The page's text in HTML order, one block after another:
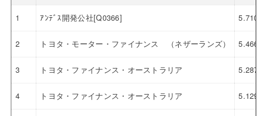
1 ｱﾝﾃﾞｽ開発公社[Q0366] 5.710
2 トヨタ・モーター・ファイナンス （ネザーランズ） 5.466
3 トヨタ・ファイナンス・オーストラリア 5.287
4 トヨタ・ファイナンス・オーストラリア 5.129